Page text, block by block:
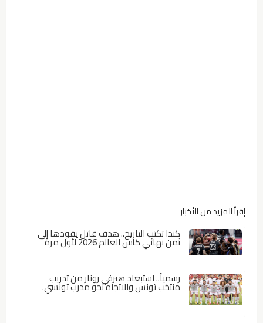
إقرأ المزيد من الأخبار
كندا تكتب التاريخ.. هدف قاتل يقودها إلى
ثمن نهائي كأس العالم 2026 لأول مرة
رسمياً.. استبعاد هيرفي رونار من تدريب
منتخب تونس والاتجاه نحو مدرب تونسي.